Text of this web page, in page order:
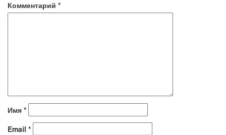
Комментарий *
Имя *
Email *